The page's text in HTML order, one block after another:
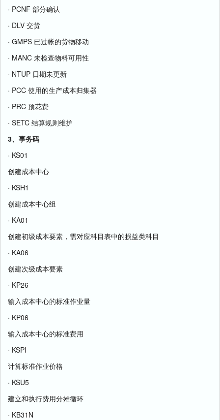
· PCNF 部分确认
· DLV 交货
· GMPS 已过帐的货物移动
· MANC 未检查物料可用性
· NTUP 日期未更新
· PCC 使用的生产成本归集器
· PRC 预花费
· SETC 结算规则维护
3、事务码
· KS01
创建成本中心
· KSH1
创建成本中心组
· KA01
创建初级成本要素，需对应科目表中的损益类科目
· KA06
创建次级成本要素
· KP26
输入成本中心的标准作业量
· KP06
输入成本中心的标准费用
· KSPI
计算标准作业价格
· KSU5
建立和执行费用分摊循环
· KB31N